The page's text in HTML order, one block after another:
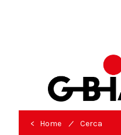
< Home / Cerca